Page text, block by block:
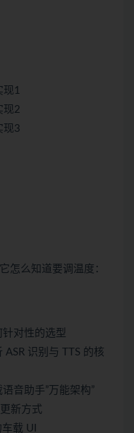
1
现2
现3
怎么知道要调温度：
对性的选型
识别与 TTS 的核
音助手”万能架构”
新方式
载 UI